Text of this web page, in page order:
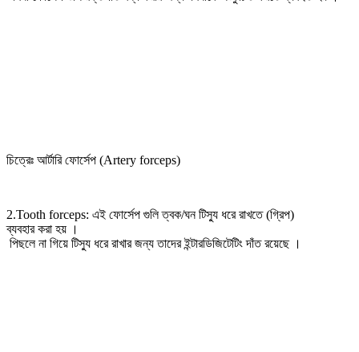
চিত্রেঃ আর্টারি ফোর্সেপ (Artery forceps)
2.Tooth forceps: এই ফোর্সেপ গুলি ত্বক/ঘন টিস্যু ধরে রাখতে (গ্রিপ)
ব্যবহার করা হয় ।
পিছলে না গিয়ে টিস্যু ধরে রাখার জন্য তাদের ইন্টারডিজিটেটিং দাঁত রয়েছে ।